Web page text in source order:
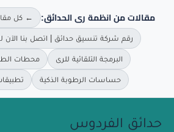
مقالات من انظمة رى الحدائق: ← كل
رقم شركة تنسيق حدائق | اتصل بنا الآن
البرمجة التلقائية للرى محطات
حساسات الرطوبة الذكية
حدائق الفردوس